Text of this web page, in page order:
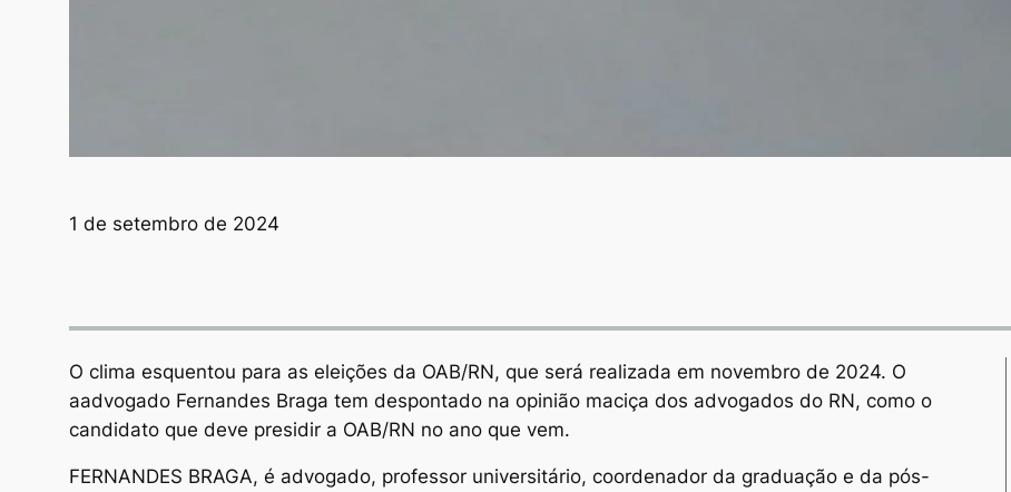
1 de setembro de 2024
O clima esquentou para as eleições da OAB/RN, que será realizada em novembro de 2024. O
aadvogado Fernandes Braga tem despontado na opinião maciça dos advogados do RN, como o
candidato que deve presidir a OAB/RN no ano que vem.
FERNANDES BRAGA, é advogado, professor universitário, coordenador da graduação e da pós-